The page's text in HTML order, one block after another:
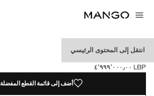
انتقل إلى المحتوى الرئيسي
جيليه بدلة من الكتان
السعر الحالي [LBP ٤٬٩٩٩٬٠٠٠٫٠٠ ]
LBP ٤٬٩٩٩٬٠٠٠٫٠٠
حدد اللون
تم اختيار اللون أرجواني
اللون أسوداللون بيج فاتح
اللون أزرق سماوي
أضف إلى قائمة القطع المفضلة